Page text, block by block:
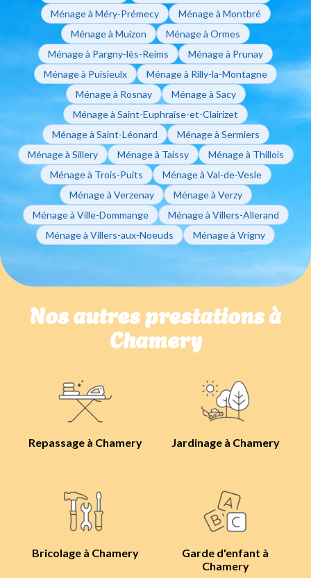
Ménage à Méry-Prémecy
Ménage à Montbré
Ménage à Muizon
Ménage à Ormes
Ménage à Pargny-lès-Reims
Ménage à Prunay
Ménage à Puisieulx
Ménage à Rilly-la-Montagne
Ménage à Rosnay
Ménage à Sacy
Ménage à Saint-Euphraise-et-Clairizet
Ménage à Saint-Léonard
Ménage à Sermiers
Ménage à Sillery
Ménage à Taissy
Ménage à Thillois
Ménage à Trois-Puits
Ménage à Val-de-Vesle
Ménage à Verzenay
Ménage à Verzy
Ménage à Ville-Dommange
Ménage à Villers-Allerand
Ménage à Villers-aux-Noeuds
Ménage à Vrigny
Nos autres prestations à
Chamery
Repassage à Chamery Jardinage à Chamery
Bricolage à Chamery
Garde d'enfant à
Chamery